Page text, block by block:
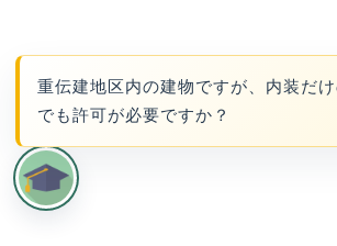
重伝建地区内の建物ですが、内装だ
でも許可が必要ですか？